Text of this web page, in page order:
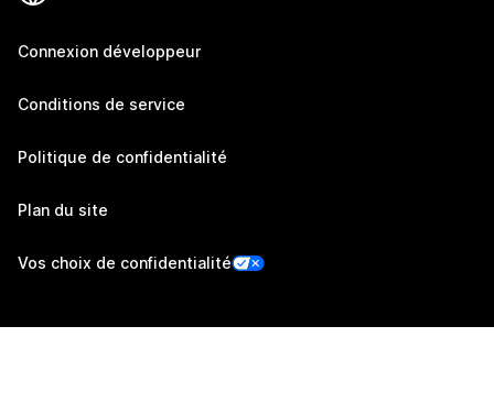
Connexion développeur
Conditions de service
Politique de confidentialité
Plan du site
Vos choix de confidentialité